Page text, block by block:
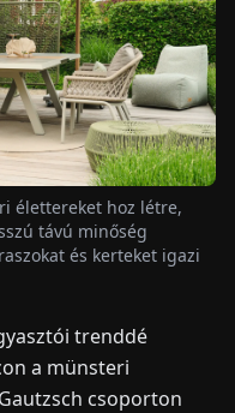
élettereket hoz létre,
távú minőség
és kerteket igazi
trenddé
a münsteri
csoporton